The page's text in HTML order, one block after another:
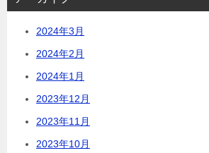
2024年3月
2024年2月
2024年1月
2023年12月
2023年11月
2023年10月